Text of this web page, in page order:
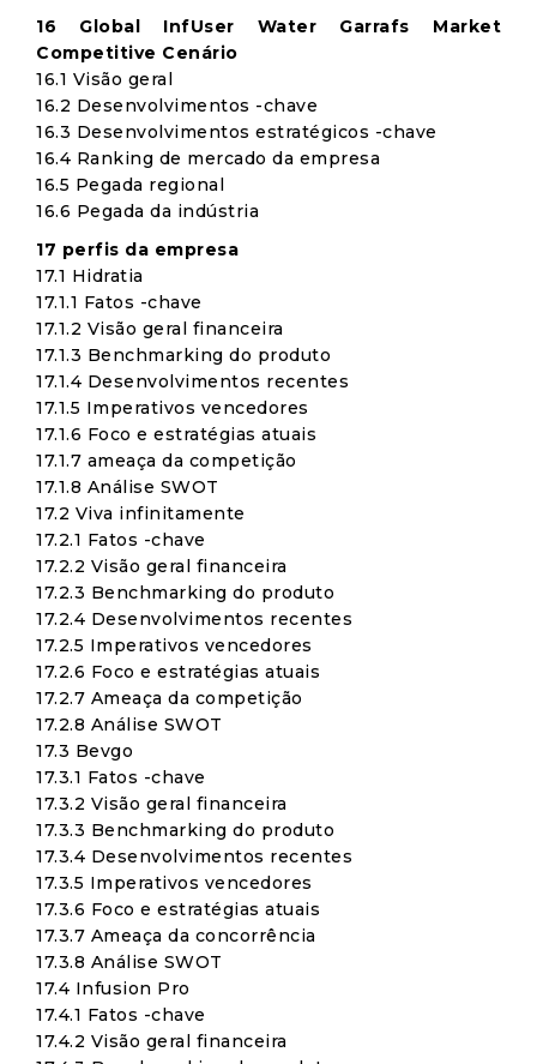
16 Global InfUser Water Garrafs Market
Competitive Cenário
16.1 Visão geral
16.2 Desenvolvimentos -chave
16.3 Desenvolvimentos estratégicos -chave
16.4 Ranking de mercado da empresa
16.5 Pegada regional
16.6 Pegada da indústria
17 perfis da empresa
17.1 Hidratia
17.1.1 Fatos -chave
17.1.2 Visão geral financeira
17.1.3 Benchmarking do produto
17.1.4 Desenvolvimentos recentes
17.1.5 Imperativos vencedores
17.1.6 Foco e estratégias atuais
17.1.7 ameaça da competição
17.1.8 Análise SWOT
17.2 Viva infinitamente
17.2.1 Fatos -chave
17.2.2 Visão geral financeira
17.2.3 Benchmarking do produto
17.2.4 Desenvolvimentos recentes
17.2.5 Imperativos vencedores
17.2.6 Foco e estratégias atuais
17.2.7 Ameaça da competição
17.2.8 Análise SWOT
17.3 Bevgo
17.3.1 Fatos -chave
17.3.2 Visão geral financeira
17.3.3 Benchmarking do produto
17.3.4 Desenvolvimentos recentes
17.3.5 Imperativos vencedores
17.3.6 Foco e estratégias atuais
17.3.7 Ameaça da concorrência
17.3.8 Análise SWOT
17.4 Infusion Pro
17.4.1 Fatos -chave
17.4.2 Visão geral financeira